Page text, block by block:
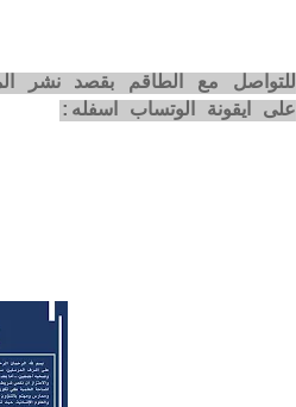
للتواصل مع الطاقم بقصد نشر
على ايقونة الوتساب اسفله: